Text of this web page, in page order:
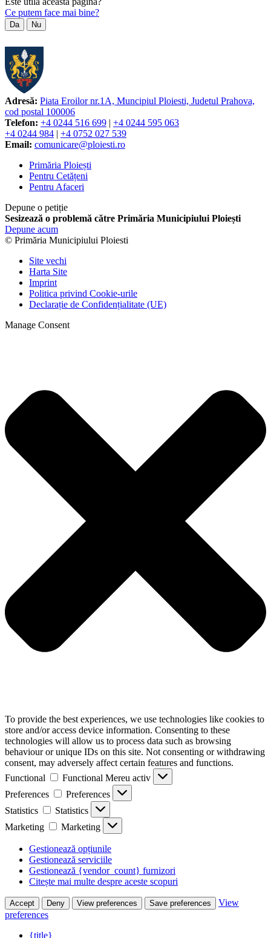
Ce putem face mai bine?
Da Nu
Adresă: Piata Eroilor nr.1A, Muncipiul Ploiesti, Judetul Prahova,
cod postal 100006
Telefon: +4 0244 516 699 | +4 0244 595 063
+4 0244 984 | +4 0752 027 539
Email: comunicare@ploiesti.ro
Primăria Ploiești
Pentru Cetățeni
Pentru Afaceri
Depune o petiție
Sesizează o problemă către Primăria Municipiului Ploiești
Depune acum
© Primăria Municipiului Ploiesti
Site vechi
Harta Site
Imprint
Politica privind Cookie-urile
Declarație de Confidențialitate (UE)
Manage Consent
To provide the best experiences, we use technologies like cookies to
store and/or access device information. Consenting to these
technologies will allow us to process data such as browsing
behaviour or unique IDs on this site. Not consenting or withdrawing
consent, may adversely affect certain features and functions.
Functional
Functional Mereu activ
Preferences
Preferences
Statistics
Statistics
Marketing
Marketing
Gestionează opțiunile
Gestionează serviciile
Gestionează {vendor_count} furnizori
Citește mai multe despre aceste scopuri
Accept Deny View preferences Save preferences
View
preferences
{title}